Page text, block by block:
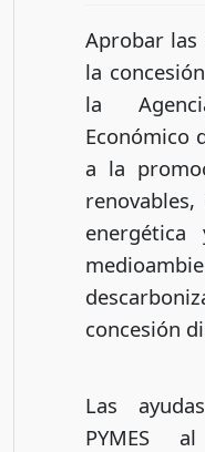
Aprobar las
la
la
Económico
a la
concesión
Las
PYMES